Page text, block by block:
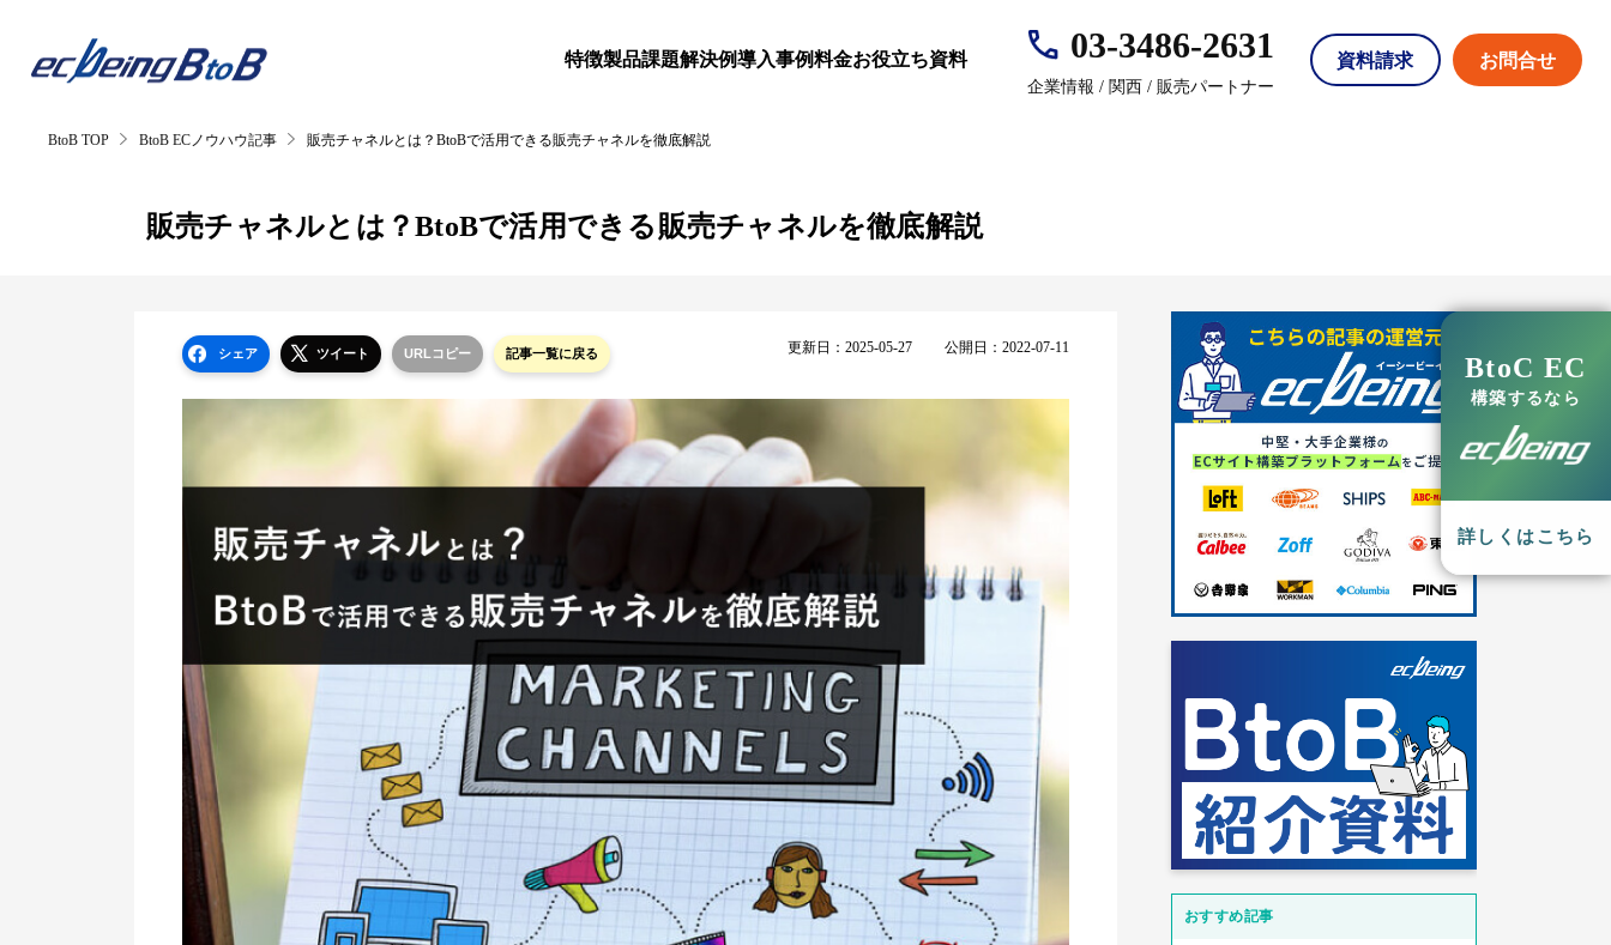
特徴製品
低コスト＆スピーディー
BtoBプラットフォーム
BtoBパッケージ製品
カスタマイズ例を見る
BtoBECサイトで解決できる課題例
受注業務の負荷を軽減したい BtoBとBtoCのサイトを同時に構築したい Webカタログサイトの活用を促進したい
大量アクセスに対応できる販売サイトにしたい 取引先・得意先ごとに異なる対応したい
新規の顧客法人を開拓したい
課題解決例導入事例
目的から探す
業務効率化
新規顧客の開拓
業種から探す
メーカー・製造
卸売・商社
新規顧客施策や営業業務の効率化を実現し、EC
メーカー直販
詳細を見る
三星商事株式会社
2ヵ月目から売上が発生し、早急に販売エリアを
拡大に向けた方針転換を
送料・運賃テーブル ポイント還元
その他の記事を見る
料金お役立ち資料
受注業務のDX化まずはこれでこっそり情
まだまだ減らせないFAX注文をAI-OCRで
効率化
ECサイト・基幹システムの連携ノウハウ
＆実績
お役立ち資料一覧で探す
BtoB EC情報メディア
BtoB ECノウハウ記事まとめ BtoBサイトでの課題解決例
03-3486-2631
企業情報 / 関西 /販売パートナー
資料請求 お問合せ
BtoC EC
構築するなら
詳しくはこちら
BtoB TOP BtoB ECノウハウ記事 販売チャネルとは？BtoBで活用できる販売チャネルを徹底解説
販売チャネルとは？BtoBで活用できる販売チャネルを徹底解説
シェア ツイート URLコピー 記事一覧に戻る 更新日： 2025-05-27 公開日： 2022-07-11
おすすめ記事